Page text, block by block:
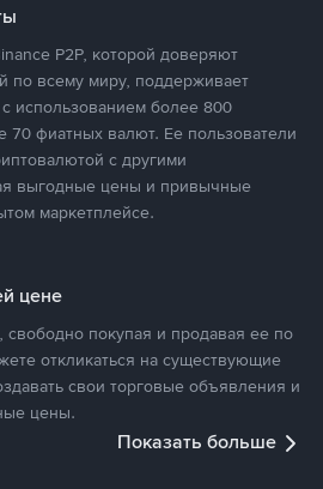
P2P, которой доверяют
по всему миру, поддерживает
использованием более 800
70 фиатных валют. Ее пользователи
с другими
выгодные цены и привычные
маркетплейсе.
цене
свободно покупая и продавая ее по
откликаться на существующие
свои торговые объявления и
цены.
Показать больше